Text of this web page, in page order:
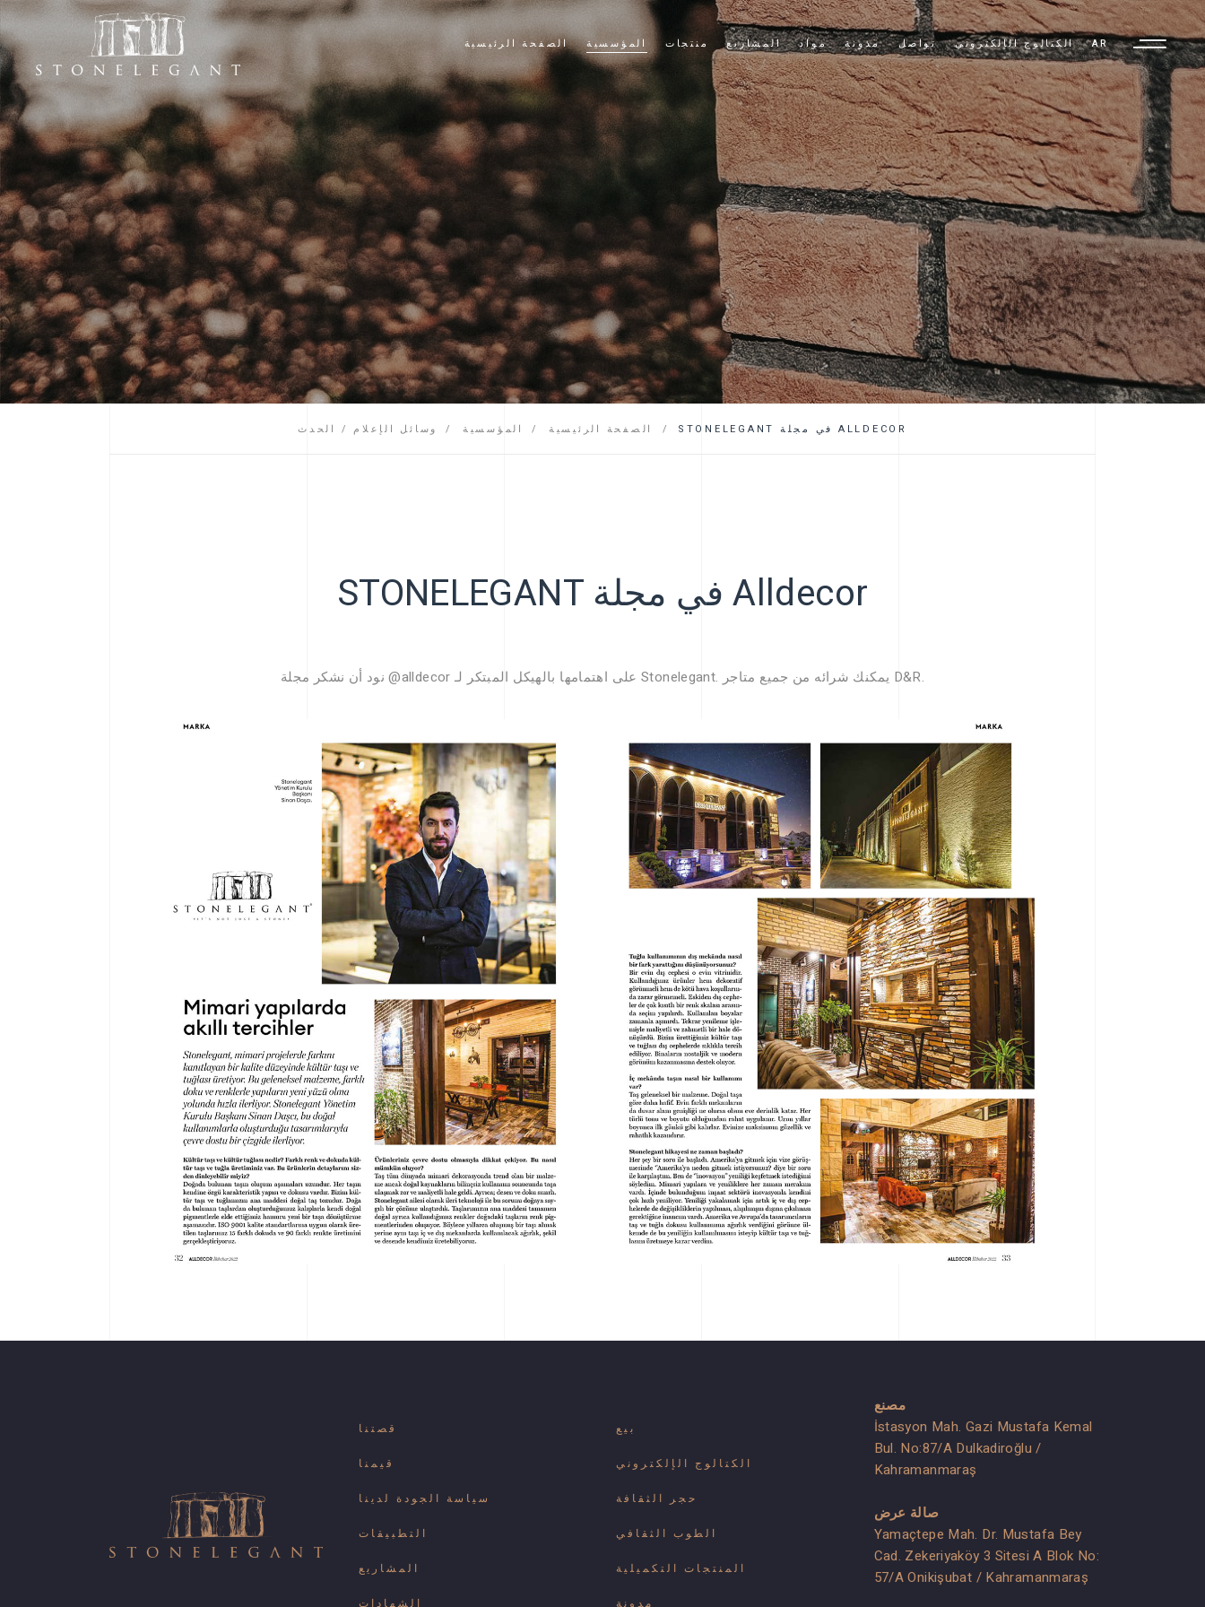
الصفحة الرئيسية المؤسسية
قصتنا
قيمنا
سياسة الجودة لدينا
التطبيقات
الشهادات
أخبار وأحداث
بيع
أشرطة فيديو
منتجات
حجر الثقافة
الطوب الثقافي
المشاريع مواد مدونة تواصل الكتالوج الإلكتروني AR
TR
EN
AR
الصفحة الرئيسية المؤسسية STONELEGANT في مجلة ALLDECOR
STONELEGANT في مجلة Alldecor
نود أن نشكر مجلة @alldecor على اهتمامها بالهيكل المبتكر لـ Stonelegant. يمكنك شرائه من جميع متاجر D&R.
قصتنا
قيمنا
سياسة الجودة لدينا
التطبيقات
المشاريع
الشهادات
بيع
الكتالوج الإلكتروني
حجر الثقافة
الطوب الثقافي
المنتجات التكميلية
مدونة
مصنع
İstasyon Mah. Gazi Mustafa Kemal
Bul. No:87/A Dulkadiroğlu /
Kahramanmaraş
صالة عرض
Yamaçtepe Mah. Dr. Mustafa Bey
Cad. Zekeriyaköy 3 Sitesi A Blok No:
57/A Onikişubat / Kahramanmaraş